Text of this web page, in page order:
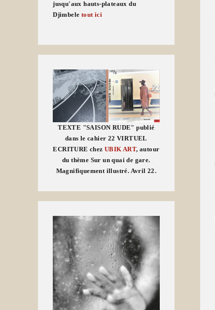
jusqu'aux hauts-plateaux du
Djimbele tout ici
TEXTE "SAISON RUDE" publié
dans le cahier 22 VIRTUEL
ECRITURE chez UBIK ART, autour
du thème Sur un quai de gare.
Magnifiquement illustré. Avril 22.